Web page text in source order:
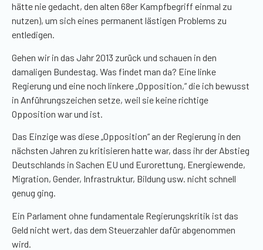
hätte nie gedacht, den alten 68er Kampfbegriff einmal zu
nutzen), um sich eines permanent lästigen Problems zu
entledigen.
Gehen wir in das Jahr 2013 zurück und schauen in den
damaligen Bundestag. Was findet man da? Eine linke
Regierung und eine noch linkere „Opposition,“ die ich bewusst
in Anführungszeichen setze, weil sie keine richtige
Opposition war und ist.
Das Einzige was diese „Opposition“ an der Regierung in den
nächsten Jahren zu kritisieren hatte war, dass ihr der Abstieg
Deutschlands in Sachen EU und Eurorettung, Energiewende,
Migration, Gender, Infrastruktur, Bildung usw. nicht schnell
genug ging.
Ein Parlament ohne fundamentale Regierungskritik ist das
Geld nicht wert, das dem Steuerzahler dafür abgenommen
wird.